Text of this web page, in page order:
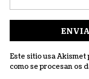
Este sitio usa Akismet
como se procesan os